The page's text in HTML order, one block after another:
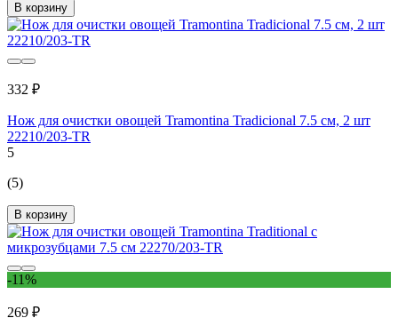
В корзину
332 ₽
Нож для очистки овощей Tramontina Tradicional 7.5 см, 2 шт
22210/203-TR
5
(5)
В корзину
-11%
269 ₽